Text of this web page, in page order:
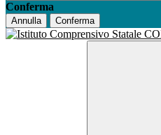
Conferma
Annulla Conferma